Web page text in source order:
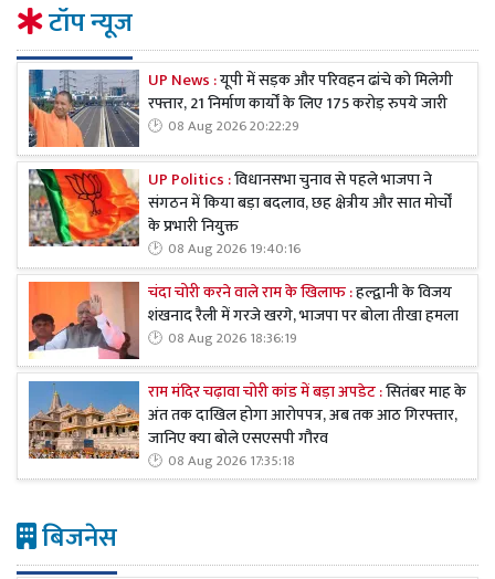
टॉप न्यूज
UP News :यूपी में सड़क और परिवहन ढांचे को मिलेगी
रफ्तार, 21 निर्माण कार्यों के लिए 175 करोड़ रुपये जारी
08 Aug 2026 20:22:29
UP Politics :विधानसभा चुनाव से पहले भाजपा ने
संगठन में किया बड़ा बदलाव, छह क्षेत्रीय और सात मोर्चों
के प्रभारी नियुक्त
08 Aug 2026 19:40:16
चंदा चोरी करने वाले राम के खिलाफ :हल्द्वानी के विजय
शंखनाद रैली में गरजे खरगे, भाजपा पर बोला तीखा हमला
08 Aug 2026 18:36:19
राम मंदिर चढ़ावा चोरी कांड में बड़ा अपडेट :सितंबर माह के
अंत तक दाखिल होगा आरोपपत्र, अब तक आठ गिरफ्तार,
जानिए क्या बोले एसएसपी गौरव
08 Aug 2026 17:35:18
बिजनेस